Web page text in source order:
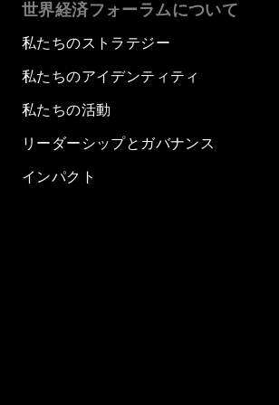
世界経済フォーラムについて
私たちのストラテジー
私たちのアイデンティティ
私たちの活動
リーダーシップとガバナンス
インパクト